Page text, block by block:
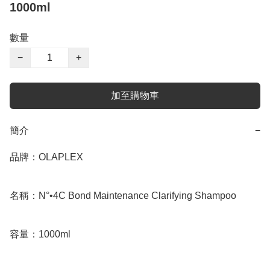
1000ml
數量
−
+
加至購物車
簡介 −
品牌：OLAPLEX
名稱：N°•4C Bond Maintenance Clarifying Shampoo
容量：1000ml